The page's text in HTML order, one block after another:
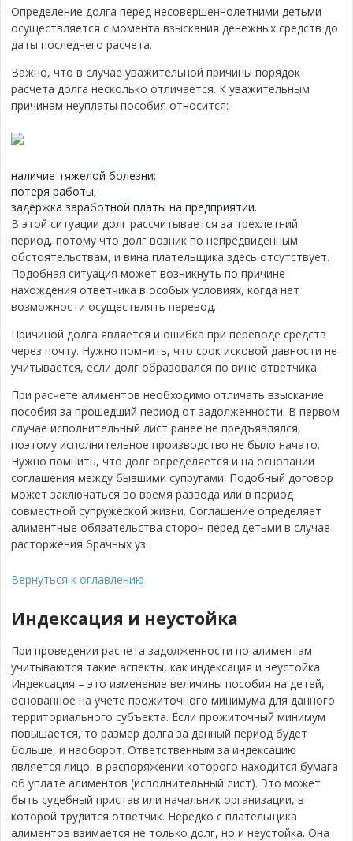
Определение долга перед несовершеннолетними детьми
осуществляется с момента взыскания денежных средств до
даты последнего расчета.
Важно, что в случае уважительной причины порядок
расчета долга несколько отличается. К уважительным
причинам неуплаты пособия относится:
наличие тяжелой болезни;
потеря работы;
задержка заработной платы на предприятии.
В этой ситуации долг рассчитывается за трехлетний
период, потому что долг возник по непредвиденным
обстоятельствам, и вина плательщика здесь отсутствует.
Подобная ситуация может возникнуть по причине
нахождения ответчика в особых условиях, когда нет
возможности осуществлять перевод.
Причиной долга является и ошибка при переводе средств
через почту. Нужно помнить, что срок исковой давности не
учитывается, если долг образовался по вине ответчика.
При расчете алиментов необходимо отличать взыскание
пособия за прошедший период от задолженности. В первом
случае исполнительный лист ранее не предъявлялся,
поэтому исполнительное производство не было начато.
Нужно помнить, что долг определяется и на основании
соглашения между бывшими супругами. Подобный договор
может заключаться во время развода или в период
совместной супружеской жизни. Соглашение определяет
алиментные обязательства сторон перед детьми в случае
расторжения брачных уз.
Вернуться к оглавлению
Индексация и неустойка
При проведении расчета задолженности по алиментам
учитываются такие аспекты, как индексация и неустойка.
Индексация – это изменение величины пособия на детей,
основанное на учете прожиточного минимума для данного
территориального субъекта. Если прожиточный минимум
повышается, то размер долга за данный период будет
больше, и наоборот. Ответственным за индексацию
является лицо, в распоряжении которого находится бумага
об уплате алиментов (исполнительный лист). Это может
быть судебный пристав или начальник организации, в
которой трудится ответчик. Нередко с плательщика
алиментов взимается не только долг, но и неустойка. Она